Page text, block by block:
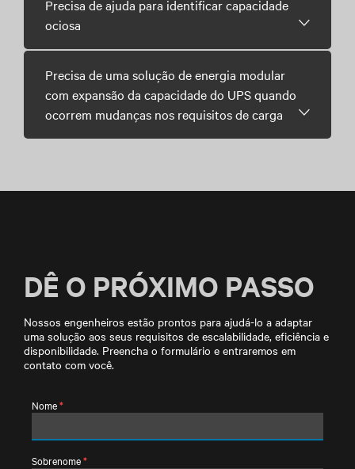
Precisa de ajuda para identificar capacidade
ociosa
Precisa de uma solução de energia modular
com expansão da capacidade do UPS quando
ocorrem mudanças nos requisitos de carga
DÊ O PRÓXIMO PASSO
Nossos engenheiros estão prontos para ajudá-lo a adaptar
uma solução aos seus requisitos de escalabilidade, eficiência e
disponibilidade. Preencha o formulário e entraremos em
contato com você.
Nome*
Sobrenome*